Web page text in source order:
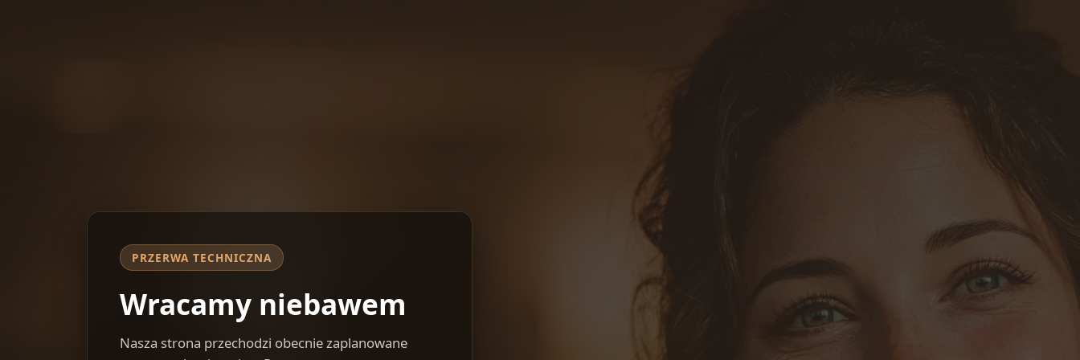
PRZERWA TECHNICZNA
Wracamy niebawem
Nasza strona przechodzi obecnie zaplanowane